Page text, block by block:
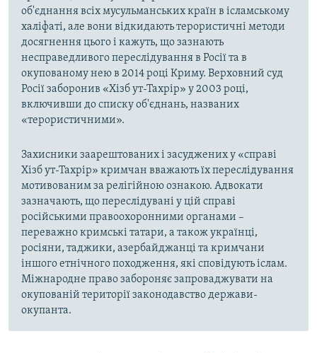
об'єднання всіх мусульманських країн в ісламському
халіфаті, але вони відкидають терористичні методи
досягнення цього і кажуть, що зазнають
несправедливого переслідування в Росії та в
окупованому нею в 2014 році Криму. Верховний суд
Росії заборонив «Хізб ут-Тахрір» у 2003 році,
включивши до списку об'єднань, названих
«терористичними».
Захисники заарештованих і засуджених у «справі
Хізб ут-Тахрір» кримчан вважають їх переслідування
мотивованим за релігійною ознакою. Адвокати
зазначають, що переслідувані у цій справі
російськими правоохоронними органами –
переважно кримські татари, а також українці,
росіяни, таджики, азербайджанці та кримчани
іншого етнічного походження, які сповідують іслам.
Міжнародне право забороняє запроваджувати на
окупованій території законодавство держави-
окупанта.